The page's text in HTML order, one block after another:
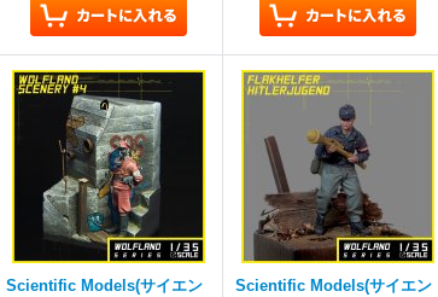
Scientific Models(サイエン
Scientific Models(サイエン